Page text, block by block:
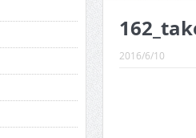
CINEMA×STYLE 290号
CINEMA×STYLE 289号
CINEMA×STYLE 288号
2016/6/10